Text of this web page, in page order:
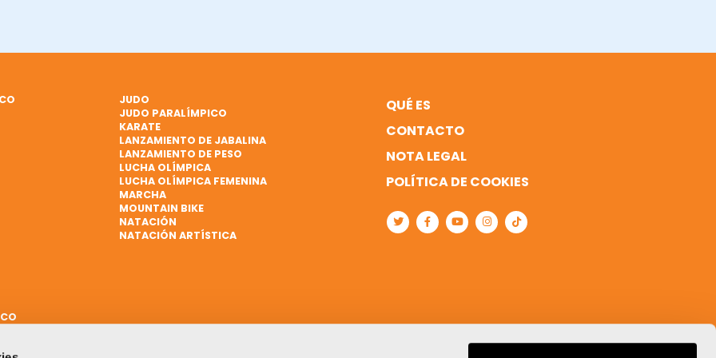
JUDO
JUDO PARALÍMPICO
KARATE
LANZAMIENTO DE JABALINA
LANZAMIENTO DE PESO
LUCHA OLÍMPICA
LUCHA OLÍMPICA FEMENINA
MARCHA
MOUNTAIN BIKE
NATACIÓN
NATACIÓN ARTÍSTICA
QUÉ ES
CONTACTO
NOTA LEGAL
POLÍTICA DE COOKIES